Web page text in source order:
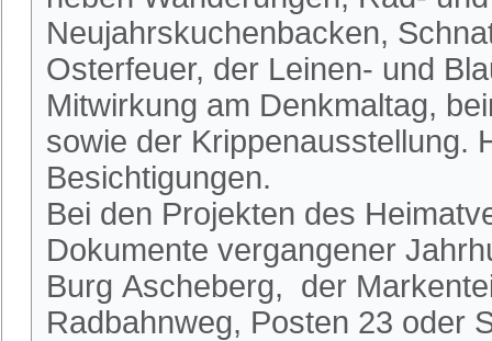
Neujahrskuchenbacken,
Osterfeuer, der Leinen- und
Mitwirkung am Denkmaltag,
sowie der Krippenausstellung.
Besichtigungen.
Bei den Projekten des
Dokumente vergangener
Burg Ascheberg, der
Radbahnweg, Posten 23 oder